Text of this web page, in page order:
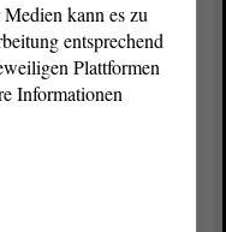
Ein
rassistische
die alte
Wenn
kann es zu
entsprechend
Plattformen
Informationen